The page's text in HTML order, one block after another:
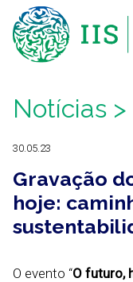
Notícias
30.05.23
Gravação
hoje:
O evento “O futuro,